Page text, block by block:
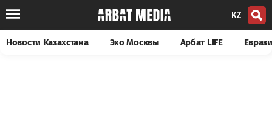
KZ
Новости Казахстана Эхо Москвы Арбат LIFE